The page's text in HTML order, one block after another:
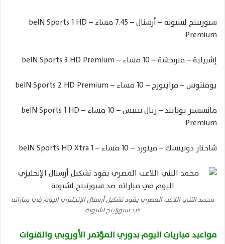
سبورتينج لشبونة – أرسنال – 7.45 مساء – beIN Sports 1 HD
Premium
إشبيلية – فنربخشة – 10 مساء – beIN Sports 3 HD Premium
يوفنتوس – فرايبورج – 10 مساء – beIN Sports 2 HD Premium
مانشستر يونايتد – ريال بيتيس – 10 مساء – beIN Sports 1 HD
Premium
شاختار دونيتسك – فينورد – 10 مساء – beIN Sports HD Xtra 1
محمد النني اللاعب المصري يقود تشكيل أرسنال الإنجليزي اليوم في مباراته
ضد سبورتينج لشبونة
مواعيد مباريات اليوم بدوري المؤتمر الأوروبي والقنوات